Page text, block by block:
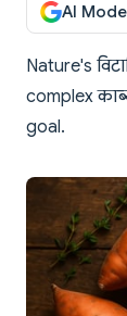
AI Mode
Nature's
complex
goal.